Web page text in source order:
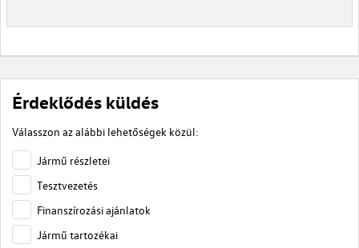
Érdeklődés küldés
Válasszon az alábbi lehetőségek közül:
Jármű részletei
Tesztvezetés
Finanszírozási ajánlatok
Jármű tartozékai